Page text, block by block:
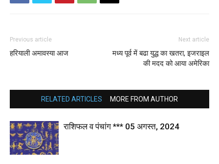
Previous article
हरियाली अमावस्या आज
Next article
मध्य पूर्व में बढा युद्ध का खतरा, इजराइल
की मदद को आया अमेरिका
RELATED ARTICLES MORE FROM AUTHOR
राशिफल व पंचांग *** 05 अगस्त, 2024